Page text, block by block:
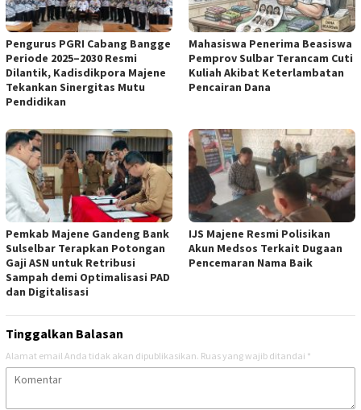
Pengurus PGRI Cabang Bangge
Periode 2025–2030 Resmi
Dilantik, Kadisdikpora Majene
Tekankan Sinergitas Mutu
Pendidikan
Mahasiswa Penerima Beasiswa
Pemprov Sulbar Terancam Cuti
Kuliah Akibat Keterlambatan
Pencairan Dana
Pemkab Majene Gandeng Bank
Sulselbar Terapkan Potongan
Gaji ASN untuk Retribusi
Sampah demi Optimalisasi PAD
dan Digitalisasi
IJS Majene Resmi Polisikan
Akun Medsos Terkait Dugaan
Pencemaran Nama Baik
Tinggalkan Balasan
Alamat email Anda tidak akan dipublikasikan. Ruas yang wajib ditandai *